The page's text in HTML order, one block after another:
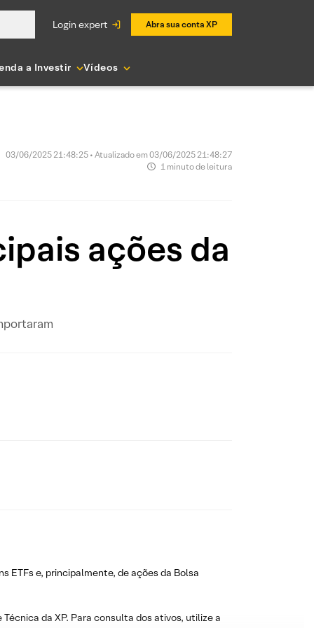
login expert Abra sua conta XP
a Investir Vídeos
03/06/2025 21:48:25 • Atualizado em 03/06/2025 21:48:27
1 minuto de leitura
ações da
ETFs e, principalmente, de ações da Bolsa
da XP. Para consulta dos ativos, utilize a